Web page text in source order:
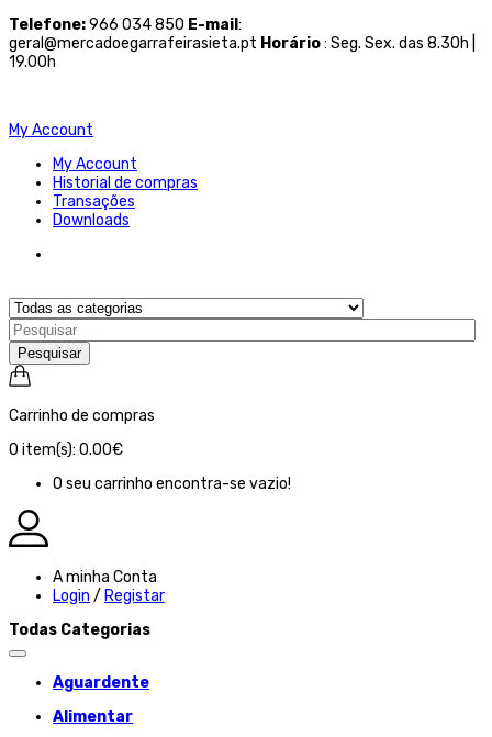
Telefone:966 034 850 E-mail :
geral@mercadoegarrafeirasieta.pt Horário: Seg. Sex. das 8.30h |
19.00h
My Account
My Account
Historial de compras
Transações
Downloads
Pesquisar
Carrinho de compras
0 item(s): 0.00€
O seu carrinho encontra-se vazio!
A minha Conta
Login / Registar
Todas Categorias
Aguardente
Alimentar